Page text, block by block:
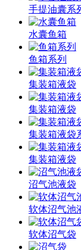
手提油囊系
水囊鱼箱
鱼箱系列
集装箱液袋
集装箱液袋
集装箱液袋
集装箱液袋
沼气池液袋
软体沼气池
软体沼气袋